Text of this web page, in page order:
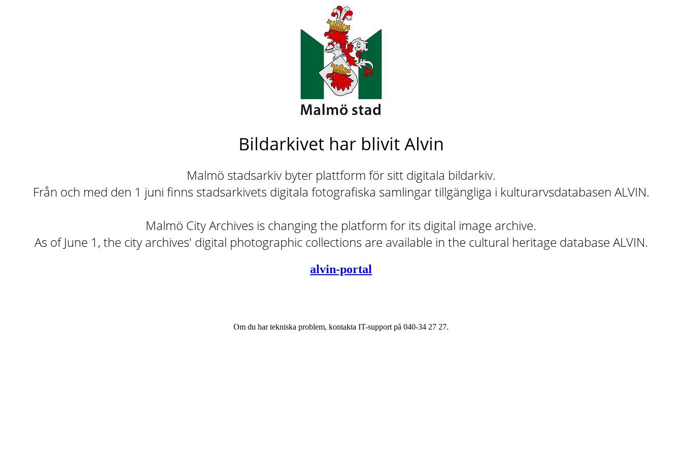
Bildarkivet har blivit Alvin
Malmö stadsarkiv byter plattform för sitt digitala bildarkiv.
Från och med den 1 juni finns stadsarkivets digitala fotografiska samlingar tillgängliga i kulturarvsdatabasen ALVIN.
Malmö City Archives is changing the platform for its digital image archive.
As of June 1, the city archives' digital photographic collections are available in the cultural heritage database ALVIN.
alvin-portal
Om du har tekniska problem, kontakta IT-support på 040-34 27 27.